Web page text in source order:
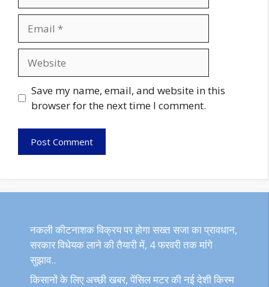
Save my name, email, and website in this
browser for the next time I comment.
नकली कीटनाशक विक्रय पर होगा सख्त सजा का प्रावधान,
सरकार विधेयक लाने की तैयारी में, 4 फरवरी तक मांगे
सुझाव..
किसानों के लिए अच्छी खबर, पेंसिल मटर की नई देशी किस्म